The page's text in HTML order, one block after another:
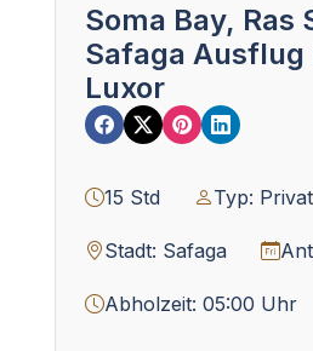
Soma Bay, Ras
Safaga Ausflug
Luxor
15 Std Typ: Privat
Stadt: Safaga
Abholzeit: 05:00 Uhr